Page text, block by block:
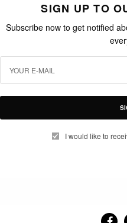
SIGN UP TO
Subscribe now to get notified
I would like to